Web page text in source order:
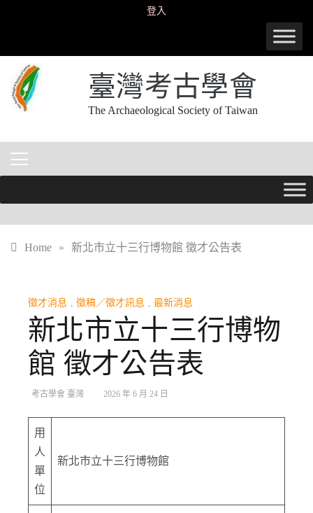
登入
臺灣考古學會
The Archaeological Society of Taiwan
Home » 新北市立十三行博物館 徵才公告表
徵才消息 徵稿／徵才訊息 最新消息
新北市立十三行博物
館 徵才公告表
考古學會 臺灣 2026 年 6 月 24 日
用
人
單
位
新北市立十三行博物館